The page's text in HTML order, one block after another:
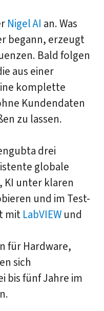
Nigel AI an. Was
begann, erzeugt
Bald folgen
aus einer
komplette
Kundendaten
zu lassen.
drei
globale
KI unter klaren
und im Test-
mit LabVIEWund
für Hardware,
sich
bis fünf Jahre im